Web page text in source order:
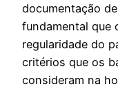
documentação
fundamental que
regularidade do
critérios que os
consideram na